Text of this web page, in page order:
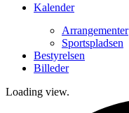
Kalender
Arrangementer
Sportspladsen
Bestyrelsen
Billeder
Loading view.